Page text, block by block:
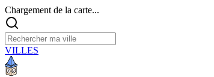
Chargement de la carte...
VILLES